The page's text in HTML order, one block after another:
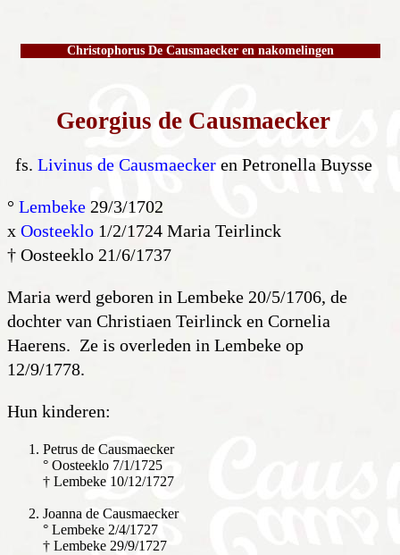
Christophorus De Causmaecker en nakomelingen
Georgius de Causmaecker
fs. Livinus de Causmaeckeren Petronella Buysse
° Lembeke 29/3/1702
x Oosteeklo 1/2/1724 Maria Teirlinck
† Oosteeklo 21/6/1737
Maria werd geboren in Lembeke 20/5/1706, de
dochter van Christiaen Teirlinck en Cornelia
Haerens. Ze is overleden in Lembeke op
12/9/1778.
Hun kinderen:
Petrus de Causmaecker
° Oosteeklo 7/1/1725
† Lembeke 10/12/1727
Joanna de Causmaecker
° Lembeke 2/4/1727
† Lembeke 29/9/1727